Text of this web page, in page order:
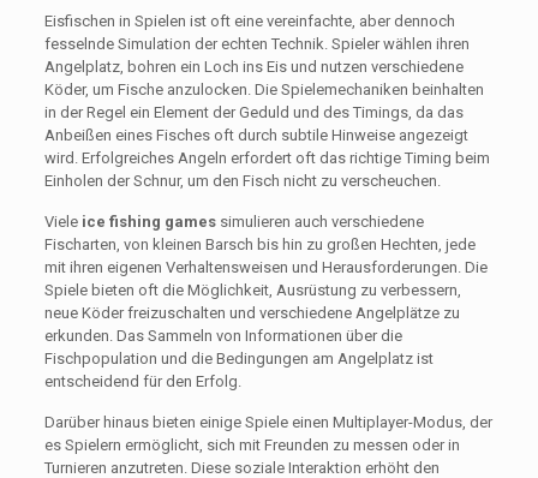
Eisfischen in Spielen ist oft eine vereinfachte, aber dennoch
fesselnde Simulation der echten Technik. Spieler wählen ihren
Angelplatz, bohren ein Loch ins Eis und nutzen verschiedene
Köder, um Fische anzulocken. Die Spielemechaniken beinhalten
in der Regel ein Element der Geduld und des Timings, da das
Anbeißen eines Fisches oft durch subtile Hinweise angezeigt
wird. Erfolgreiches Angeln erfordert oft das richtige Timing beim
Einholen der Schnur, um den Fisch nicht zu verscheuchen.
Viele ice fishing gamessimulieren auch verschiedene
Fischarten, von kleinen Barsch bis hin zu großen Hechten, jede
mit ihren eigenen Verhaltensweisen und Herausforderungen. Die
Spiele bieten oft die Möglichkeit, Ausrüstung zu verbessern,
neue Köder freizuschalten und verschiedene Angelplätze zu
erkunden. Das Sammeln von Informationen über die
Fischpopulation und die Bedingungen am Angelplatz ist
entscheidend für den Erfolg.
Darüber hinaus bieten einige Spiele einen Multiplayer-Modus, der
es Spielern ermöglicht, sich mit Freunden zu messen oder in
Turnieren anzutreten. Diese soziale Interaktion erhöht den